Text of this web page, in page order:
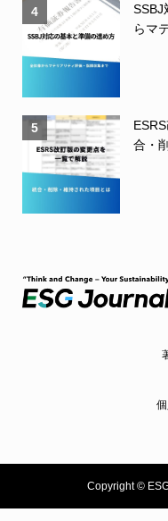
4
らマ
5
合・
Copyright ©